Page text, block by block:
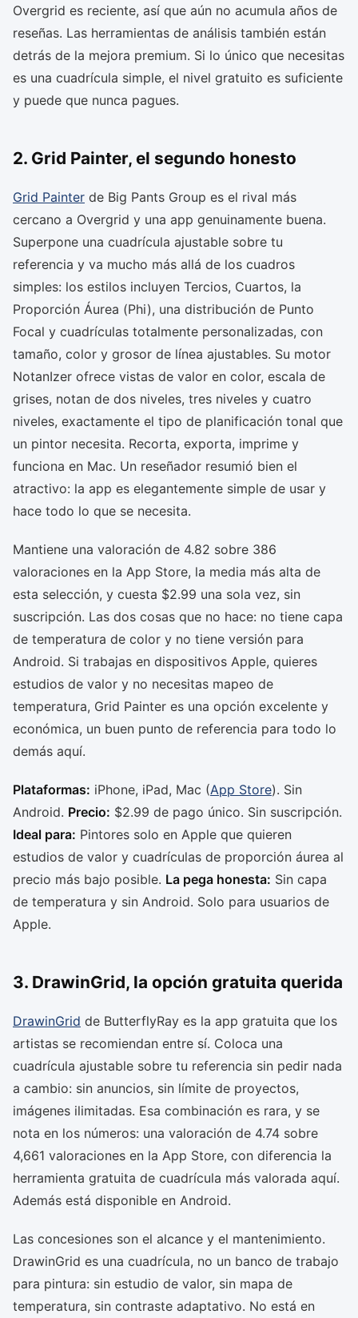
Overgrid es reciente, así que aún no acumula años de
reseñas. Las herramientas de análisis también están
detrás de la mejora premium. Si lo único que necesitas
es una cuadrícula simple, el nivel gratuito es suficiente
y puede que nunca pagues.
2. Grid Painter, el segundo honesto
Grid Painter de Big Pants Group es el rival más
cercano a Overgrid y una app genuinamente buena.
Superpone una cuadrícula ajustable sobre tu
referencia y va mucho más allá de los cuadros
simples: los estilos incluyen Tercios, Cuartos, la
Proporción Áurea (Phi), una distribución de Punto
Focal y cuadrículas totalmente personalizadas, con
tamaño, color y grosor de línea ajustables. Su motor
NotanIzer ofrece vistas de valor en color, escala de
grises, notan de dos niveles, tres niveles y cuatro
niveles, exactamente el tipo de planificación tonal que
un pintor necesita. Recorta, exporta, imprime y
funciona en Mac. Un reseñador resumió bien el
atractivo: la app es elegantemente simple de usar y
hace todo lo que se necesita.
Mantiene una valoración de 4.82 sobre 386
valoraciones en la App Store, la media más alta de
esta selección, y cuesta $2.99 una sola vez, sin
suscripción. Las dos cosas que no hace: no tiene capa
de temperatura de color y no tiene versión para
Android. Si trabajas en dispositivos Apple, quieres
estudios de valor y no necesitas mapeo de
temperatura, Grid Painter es una opción excelente y
económica, un buen punto de referencia para todo lo
demás aquí.
Plataformas: iPhone, iPad, Mac (App Store). Sin
Android. Precio: $2.99 de pago único. Sin suscripción.
Ideal para: Pintores solo en Apple que quieren
estudios de valor y cuadrículas de proporción áurea al
precio más bajo posible. La pega honesta: Sin capa
de temperatura y sin Android. Solo para usuarios de
Apple.
3. DrawinGrid, la opción gratuita querida
DrawinGrid de ButterflyRay es la app gratuita que los
artistas se recomiendan entre sí. Coloca una
cuadrícula ajustable sobre tu referencia sin pedir nada
a cambio: sin anuncios, sin límite de proyectos,
imágenes ilimitadas. Esa combinación es rara, y se
nota en los números: una valoración de 4.74 sobre
4,661 valoraciones en la App Store, con diferencia la
herramienta gratuita de cuadrícula más valorada aquí.
Además está disponible en Android.
Las concesiones son el alcance y el mantenimiento.
DrawinGrid es una cuadrícula, no un banco de trabajo
para pintura: sin estudio de valor, sin mapa de
temperatura, sin contraste adaptativo. No está en